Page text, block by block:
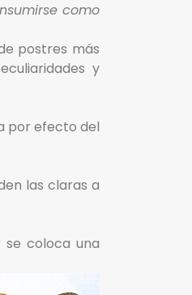
como
postres más
y
por efecto del
las claras a
se coloca una